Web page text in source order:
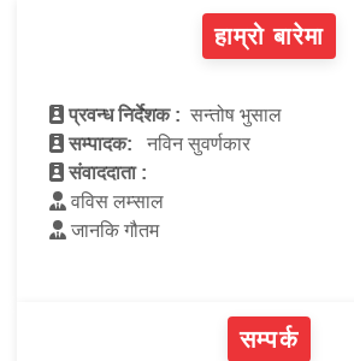
हाम्रो बारेमा
प्रवन्ध निर्देशक : सन्तोष भुसाल
सम्पादक:
नविन सुवर्णकार
संवाददाता :
वविस लम्साल
जानकि गौतम
सम्पर्क